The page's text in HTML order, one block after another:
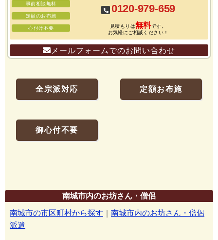
事前相談無料
定額のお布施
心付け不要
0120-979-659
見積もりは無料です。
お気軽にご相談ください！
メールフォームでのお問い合わせ
全宗派対応 定額お布施
御心付不要
南城市内のお坊さん・僧侶
南城市の市区町村から探す
南城市内のお坊さん・僧侶
派遣